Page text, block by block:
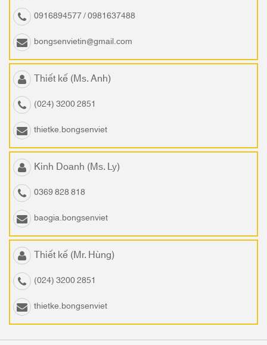
0916894577 / 0981637488
bongsenvietin@gmail.com
Thiết kế (Ms. Anh)
(024) 3200 2851
thietke.bongsenviet
Kinh Doanh (Ms. Ly)
0369 828 818
baogia.bongsenviet
Thiết kế (Mr. Hùng)
(024) 3200 2851
thietke.bongsenviet